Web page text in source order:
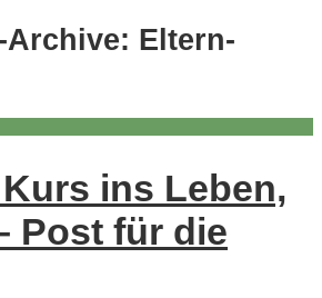
Archive: Eltern-
ins Leben,
Post für die